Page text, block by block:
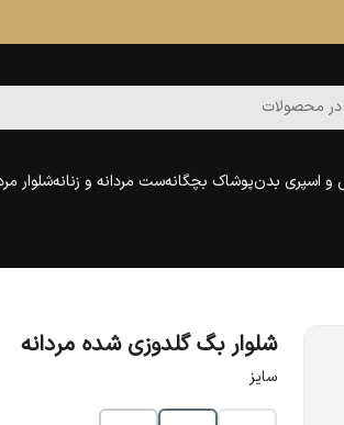
محصولات
و اسپری بدنپوشاک بچگانهست مردانه و زنانهشلوار
شلوار بگ گلدوزی شده مردانه
سایز